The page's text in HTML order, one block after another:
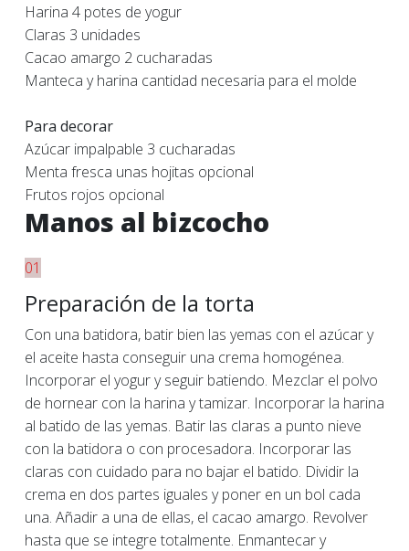
Harina 4 potes de yogur
Claras 3 unidades
Cacao amargo 2 cucharadas
Manteca y harina cantidad necesaria para el molde
Para decorar
Azúcar impalpable 3 cucharadas
Menta fresca unas hojitas opcional
Frutos rojos opcional
Manos al bizcocho
01
Preparación de la torta
Con una batidora, batir bien las yemas con el azúcar y
el aceite hasta conseguir una crema homogénea.
Incorporar el yogur y seguir batiendo. Mezclar el polvo
de hornear con la harina y tamizar. Incorporar la harina
al batido de las yemas. Batir las claras a punto nieve
con la batidora o con procesadora. Incorporar las
claras con cuidado para no bajar el batido. Dividir la
crema en dos partes iguales y poner en un bol cada
una. Añadir a una de ellas, el cacao amargo. Revolver
hasta que se integre totalmente. Enmantecar y